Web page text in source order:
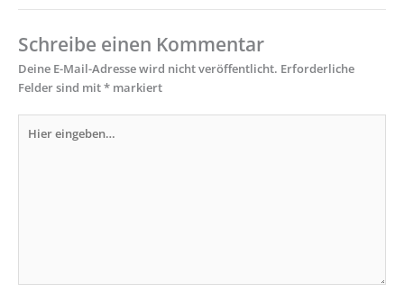
Schreibe einen Kommentar
Deine E-Mail-Adresse wird nicht veröffentlicht. Erforderliche
Felder sind mit* markiert
eingeben…